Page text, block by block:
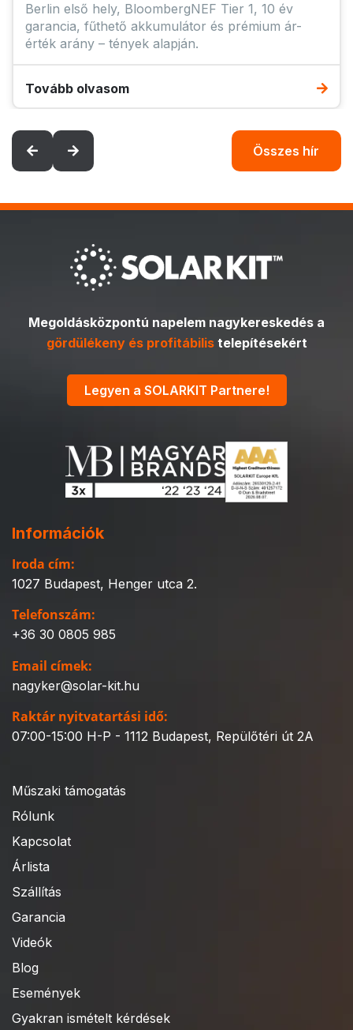
Tovább olvasom
Összes hír
Megoldásközpontú napelem nagykereskedés a
gördülékeny és profitábilistelepítésekért
Legyen a SOLARKIT Partnere!
Információk
Iroda cím:
1027 Budapest, Henger utca 2.
Telefonszám:
+36 30 0805 985
Email címek:
nagyker@solar-kit.hu
Raktár nyitvatartási idő:
07:00-15:00 H-P - 1112 Budapest, Repülőtéri út 2A
Műszaki támogatás
Rólunk
Kapcsolat
Árlista
Szállítás
Garancia
Videók
Blog
Események
Gyakran ismételt kérdések